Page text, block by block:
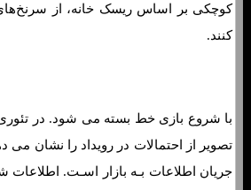
کوچکی بر اساس ریسک خانه، از
کنند.
با شروع بازی خط بسته می شود. در
تصویر از احتمالات در رویداد را نشان می
جریان اطلاعات بـه بازار اسـت. اطلاعات